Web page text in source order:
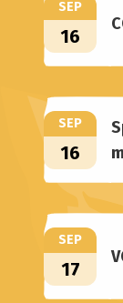
SEP
16
SEP
16
SEP
17